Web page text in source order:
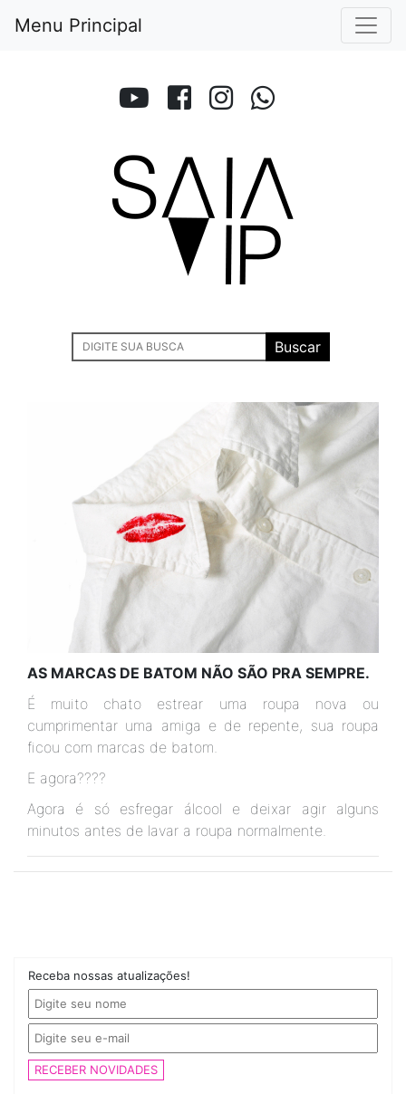
Menu Principal
Buscar
AS MARCAS DE BATOM NÃO SÃO PRA SEMPRE.
É muito chato estrear uma roupa nova ou
cumprimentar uma amiga e de repente, sua roupa
ficou com marcas de batom.
E agora????
Agora é só esfregar álcool e deixar agir alguns
minutos antes de lavar a roupa normalmente.
Receba nossas atualizações!
RECEBER NOVIDADES